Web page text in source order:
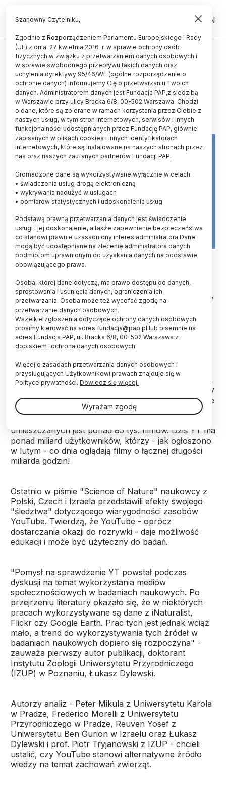
PL EN
CZŁOWIEK
Naukowcy w dżungli YouTuba
ANNA ŚLĄZAK
07.06.2017
aktualizacja: 23.01.2018
4 minuty czytania
Ślęczenie po nocach przed komputerem i
oglądanie YouTube? Tak też można uprawiać
naukę. Naukowcy sprawdzili wiarygodność zbioru
danych, jakimi są udostępniane przez internautów
filmy i twierdzą, że można je z powodzeniem
wykorzystywać w nauce, np. poznawaniu
zachowań zwierząt czy w ochronie przyrody.
Nasza potrzeba "dzielenia się" wrażeniami jest
niepohamowana. Ostatnio na wielką skalę
zaspokajają ją portale społecznościowe, a od 2005 r.
- serwis internetowy YouTube, pozwalający w prosty
sposób publikować własne materiały wideo. Zaledwie
w pięć lat od powstania (w 2010 r.) Google
umieszczanych jest ponad 85 tys. filmów. Dziś YT ma
ponad miliard użytkowników, którzy - jak ogłoszono
w lutym - co dnia oglądają filmy o łącznej długości
miliarda godzin!
Ostatnio w piśmie "Science of Nature" naukowcy z
Polski, Czech i Izraela przedstawili efekty swojego
"śledztwa" dotyczącego wiarygodności zasobów
YouTube. Twierdzą, że YouTube - oprócz
dostarczania okazji do rozrywki - daje możliwość
edukacji i może być użyteczny do badań.
"Pomysł na sprawdzenie YT powstał podczas
dyskusji na temat wykorzystania mediów
społecznościowych w badaniach naukowych. Po
przejrzeniu literatury okazało się, że w niektórych
pracach wykorzystywane są dane z iNaturalist,
Flickr czy Google Earth. Prac tych jest jednak wciąż
mało, a trend do wykorzystywania tych źródeł w
badaniach naukowych dopiero się rozpoczyna" -
zauważa pierwszy autor publikacji, doktorant
Instytutu Zoologii Uniwersytetu Przyrodniczego
(IZUP) w Poznaniu, Łukasz Dylewski.
Autorzy analiz - Peter Mikula z Uniwersytetu Karola
w Pradze, Frederico Morelli z Uniwersytetu
Przyrodniczego w Pradze, Reuven Yosef z
Uniwersytetu Ben Gurion w Izraelu oraz Łukasz
Dylewski i prof. Piotr Tryjanowski z IZUP - chcieli
ustalić, czy YouTube stanowi alternatywne źródło
wiedzy na temat zachowań zwierząt.
Szanowny Czytelniku,
Zgodnie z Rozporządzeniem Parlamentu Europejskiego i Rady
(UE) z dnia 27 kwietnia 2016 r. w sprawie ochrony osób
fizycznych w związku z przetwarzaniem danych osobowych i
w sprawie swobodnego przepływu takich danych oraz
uchylenia dyrektywy 95/46/WE (ogólne rozporządzenie o
ochronie danych) informujemy Cię o przetwarzaniu Twoich
danych. Administratorem danych jest Fundacja PAP,z siedzibą
w Warszawie przy ulicy Bracka 6/8, 00-502 Warszawa. Chodzi
o dane, które są zbierane w ramach korzystania przez Ciebie z
naszych usług, w tym stron internetowych, serwisów i innych
funkcjonalności udostępnianych przez Fundację PAP, głównie
zapisanych w plikach cookies i innych identyfikatorach
internetowych, które są instalowane na naszych stronach przez
nas oraz naszych zaufanych partnerów Fundacji PAP.
Gromadzone dane są wykorzystywane wyłącznie w celach:
• świadczenia usług drogą elektroniczną
• wykrywania nadużyć w usługach
• pomiarów statystycznych i udoskonalenia usług
Podstawą prawną przetwarzania danych jest świadczenie
usługi i jej doskonalenie, a także zapewnienie bezpieczeństwa
co stanowi prawnie uzasadniony interes administratora Dane
mogą być udostępniane na zlecenie administratora danych
podmiotom uprawnionym do uzyskania danych na podstawie
obowiązującego prawa.
Osoba, której dane dotyczą, ma prawo dostępu do danych,
sprostowania i usunięcia danych, ograniczenia ich
przetwarzania. Osoba może też wycofać zgodę na
przetwarzanie danych osobowych.
Wszelkie zgłoszenia dotyczące ochrony danych osobowych
prosimy kierować na adres fundacja@pap.pl lub pisemnie na
adres Fundacja PAP, ul. Bracka 6/8, 00-502 Warszawa z
dopiskiem "ochrona danych osobowych"
Więcej o zasadach przetwarzania danych osobowych i
przysługujących Użytkownikowi prawach znajduje się w
Polityce prywatności. Dowiedz się więcej.
Wyrażam zgodę